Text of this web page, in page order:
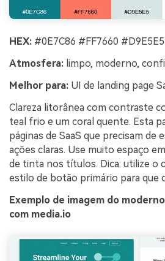
HEX: #0E7C86 #FF7660
Atmosfera: limpo, moderno,
Melhor para: UI de landing page
Clareza litorânea com contraste
teal frio e um coral quente. Esta
páginas de SaaS que precisam de
ações claras. Use muito espaço
de tinta nos títulos. Dica: utilize o
estilo de botão primário para que
Exemplo de imagem do
com media.io